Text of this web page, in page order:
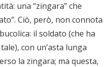
una “zingara” che
Ciò, però, non connota
il soldato (che ha
con un’asta lunga
la zingara; ma questa,